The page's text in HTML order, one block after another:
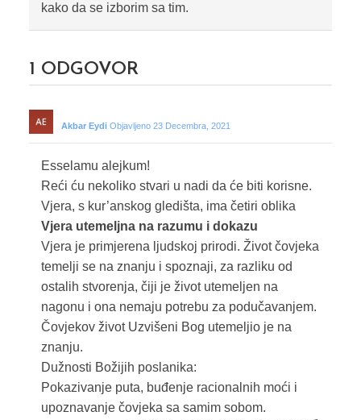
kako da se izborim sa tim.
1 ODGOVOR
Akbar Eydi Objavljeno 23 Decembra, 2021
Esselamu alejkum!
Reći ću nekoliko stvari u nadi da će biti korisne.
Vjera, s kur’anskog gledišta, ima četiri oblika
Vjera utemeljna na razumu i dokazu
Vjera je primjerena ljudskoj prirodi. Život čovjeka
temelji se na znanju i spoznaji, za razliku od
ostalih stvorenja, čiji je život utemeljen na
nagonu i ona nemaju potrebu za podučavanjem.
Čovjekov život Uzvišeni Bog utemeljio je na
znanju.
Dužnosti Božijih poslanika:
Pokazivanje puta, buđenje racionalnih moći i
upoznavanje čovjeka sa samim sobom.